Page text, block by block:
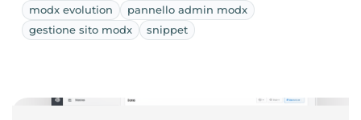
modx evolution
pannello admin modx
gestione sito modx
snippet